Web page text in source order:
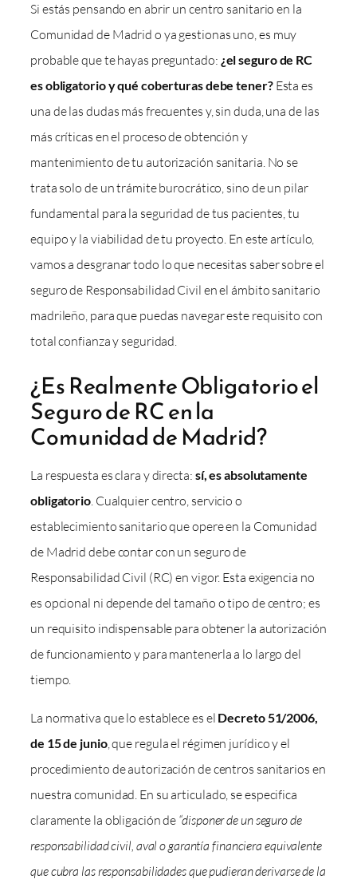
Si estás pensando en abrir un centro sanitario en la
Comunidad de Madrid o ya gestionas uno, es muy
probable que te hayas preguntado: ¿el seguro de RC
es obligatorio y qué coberturas debe tener?Esta es
una de las dudas más frecuentes y, sin duda, una de las
más críticas en el proceso de obtención y
mantenimiento de tu autorización sanitaria. No se
trata solo de un trámite burocrático, sino de un pilar
fundamental para la seguridad de tus pacientes, tu
equipo y la viabilidad de tu proyecto. En este artículo,
vamos a desgranar todo lo que necesitas saber sobre el
seguro de Responsabilidad Civil en el ámbito sanitario
madrileño, para que puedas navegar este requisito con
total confianza y seguridad.
¿Es Realmente Obligatorio el
Seguro de RC en la
Comunidad de Madrid?
La respuesta es clara y directa: sí, es absolutamente
obligatorio. Cualquier centro, servicio o
establecimiento sanitario que opere en la Comunidad
de Madrid debe contar con un seguro de
Responsabilidad Civil (RC) en vigor. Esta exigencia no
es opcional ni depende del tamaño o tipo de centro; es
un requisito indispensable para obtener la autorización
de funcionamiento y para mantenerla a lo largo del
tiempo.
La normativa que lo establece es el Decreto 51/2006,
de 15 de junio, que regula el régimen jurídico y el
procedimiento de autorización de centros sanitarios en
nuestra comunidad. En su articulado, se especifica
claramente la obligación de “disponer de un seguro de
responsabilidad civil, aval o garantía financiera equivalente
que cubra las responsabilidades que pudieran derivarse de la